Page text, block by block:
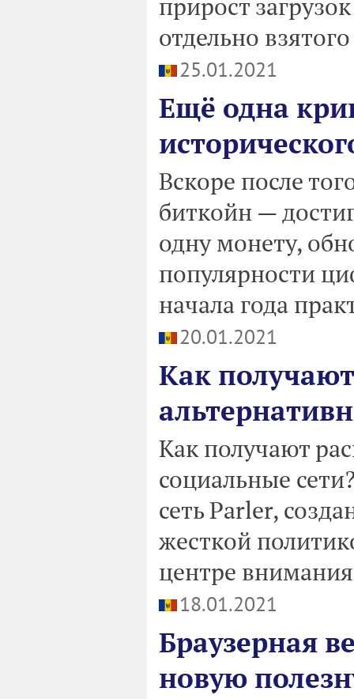
отдельно
25.01.2021
Ещё одна
Вскоре после
биткойн —
одну монету,
популярности
начала года
20.01.2021
Как
Как получают
социальные
сеть Parler,
жесткой
центре
18.01.2021
Браузерная
новую